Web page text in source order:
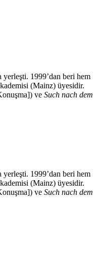
1999’dan beri hem
(Mainz) üyesidir.
ve Such nach dem
1999’dan beri hem
(Mainz) üyesidir.
ve Such nach dem